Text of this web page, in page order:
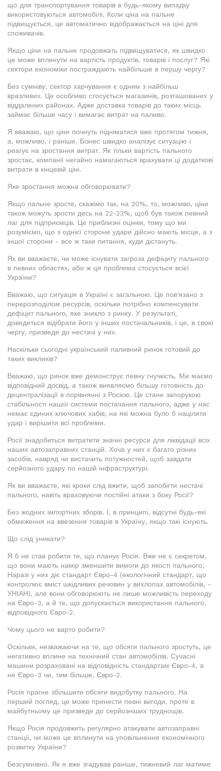
що для транспортування товарів в будь-якому випадку
використовуються автомобілі. Коли ціна на пальне
підвищується, це автоматично відображається на ціні для
споживачів.
Якщо ціни на пальне продовжать підвищуватися, як швидко
це може вплинути на вартість продуктів, товарів і послуг? Які
сектори економіки постраждають найбільше в першу чергу?
Без сумніву, сектор харчування є одним з найбільш
вразливих. Це особливо стосується магазинів, розташованих у
віддалених районах. Адже доставка товарів до таких місць
займає більше часу і вимагає витрат на паливо.
Я вважаю, що ціни почнуть підніматися вже протягом тижня,
а, можливо, і раніше. Бізнес швидко аналізує ситуацію і
реагує на зростання витрат. Як тільки вартість пального
зростає, компанії негайно намагаються врахувати ці додаткові
витрати в кінцевій ціні.
Яке зростання можна обговорювати?
Якщо пальне зросте, скажімо так, на 20%, то, можливо, ціни
також можуть зрости десь на 22-23%, щоб був також певний
лаг для підприємців. Це приблизні оцінки, тому що ми
розуміємо, що з однієї сторони удари дійсно мають місце, а з
іншої сторони - все ж таки питання, куди дістануть.
Як ви вважаєте, чи може існувати загроза дефіциту пального
в певних областях, або ж ця проблема стосується всієї
України?
Вважаю, що ситуація в Україні є загальною. Це пов'язано з
перерозподілом ресурсів, оскільки потрібно компенсувати
дефіцит пального, яке зникло з ринку. У результаті,
доведеться відібрати його у інших постачальників, і це, в свою
чергу, призведе до нестачі у них.
Наскільки сьогодні український паливний ринок готовий до
таких викликів?
Вважаю, що ринок вже демонструє певну гнучкість. Ми маємо
відповідний досвід, а також виявляємо більшу готовність до
децентралізації в порівнянні з Росією. Це стане запорукою
стабільності нашої системи постачання пального, адже у нас
немає єдиних ключових хабів, на які можна було б націлити
удар і вирішити всі проблеми.
Росії знадобиться витратити значні ресурси для ліквідації всіх
наших автозаправних станцій. Хоча у них є багато різних
засобів, навряд чи вистачить потужностей, щоб завдати
серйозного удару по нашій інфраструктурі.
Як ви вважаєте, які кроки слід вжити, щоб запобігти нестачі
пального, навіть враховуючи постійні атаки з боку Росії?
Без жодних імпортних зборів. І, в принципі, відсутні будь-які
обмеження на ввезення товарів в Україну, якщо такі існують.
Що слід уникати?
Я б не став робити те, що планує Росія. Вже не є секретом,
що вони мають намір зменшити вимоги до якості пального.
Наразі у них діє стандарт Євро-4 (екологічний стандарт, що
контролює вміст шкідливих речовин у вихлопах автомобілів, -
УНІАН), але вони обговорюють не лише можливість переходу
на Євро-3, а й те, що допускається використання пального,
відповідного Євро-2.
Чому цього не варто робити?
Оскільки, незважаючи на те, що обсяги пального зростуть, це
негативно вплине на технічний стан автомобілів. Сучасні
машини розраховані на відповідність стандартам Євро-4, а
не Євро-3 чи, тим більше, Євро-2.
Росія прагне збільшити обсяги видобутку пального. На
перший погляд, це може принести певні вигоди, проте в
майбутньому це призведе до серйозніших труднощів.
Якщо Росія продовжить регулярно атакувати автозаправні
станції, чи може це вплинути на уповільнення економічного
розвитку України?
Безсумнівно. Як я вже згадував раніше, тижневий лаг матиме